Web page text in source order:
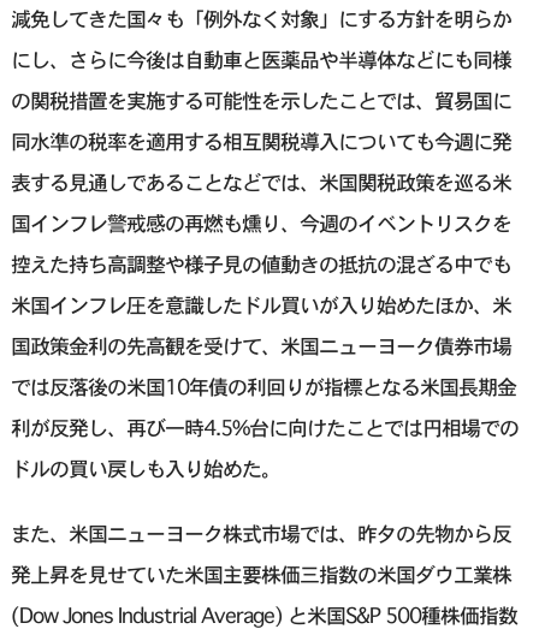
減免してきた国々も「例外なく対象」にする方針を明らか
にし、さらに今後は自動車と医薬品や半導体などにも同様
の関税措置を実施する可能性を示したことでは、貿易国に
同水準の税率を適用する相互関税導入についても今週に発
表する見通しであることなどでは、米国関税政策を巡る米
国インフレ警戒感の再燃も燻り、今週のイベントリスクを
控えた持ち高調整や様子見の値動きの抵抗の混ざる中でも
米国インフレ圧を意識したドル買いが入り始めたほか、米
国政策金利の先高観を受けて、米国ニューヨーク債券市場
では反落後の米国10年債の利回りが指標となる米国長期金
利が反発し、再び一時4.5%台に向けたことでは円相場での
ドルの買い戻しも入り始めた。
また、米国ニューヨーク株式市場では、昨夕の先物から反
発上昇を見せていた米国主要株価三指数の米国ダウ工業株
(Dow Jones Industrial Average) と米国S&P 500種株価指数